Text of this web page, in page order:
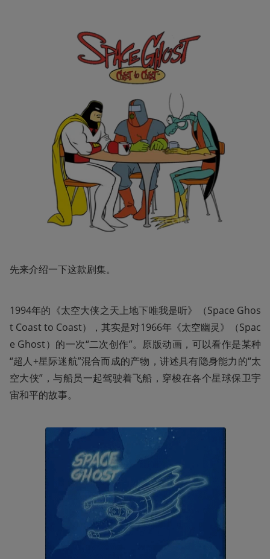
先来介绍一下这款剧集。
1994年的《太空大侠之天上地下唯我是听》（Space Ghos
t Coast to Coast），其实是对1966年《太空幽灵》（Spac
e Ghost）的一次“二次创作”。原版动画，可以看作是某种
“超人+星际迷航”混合而成的产物，讲述具有隐身能力的“太
空大侠”，与船员一起驾驶着飞船，穿梭在各个星球保卫宇
宙和平的故事。